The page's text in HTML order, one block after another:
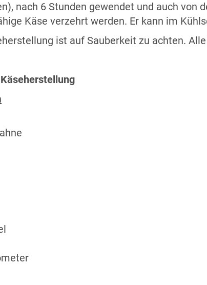
nach 6 Stunden gewendet und auch von
Käse verzehrt werden. Er kann im
ist auf Sauberkeit zu achten.